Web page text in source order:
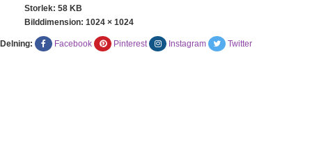
Storlek: 58 KB
Bilddimension: 1024 × 1024
Delning: Facebook Pinterest Instagram Twitter